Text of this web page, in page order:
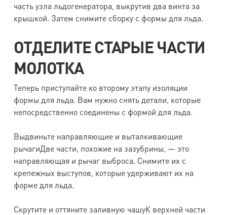
часть узла льдогенератора, выкрутив два винта за
крышкой. Затем снимите сборку с формы для льда.
ОТДЕЛИТЕ СТАРЫЕ ЧАСТИ
МОЛОТКА
Теперь приступайте ко второму этапу изоляции
формы для льда. Вам нужно снять детали, которые
непосредственно соединены с формой для льда.
Выдвиньте направляющие и выталкивающие
рычагиДве части, похожие на зазубрины, — это
направляющая и рычаг выброса. Снимите их с
крепежных выступов, которые удерживают их на
форме для льда.
Скрутите и оттяните заливную чашуК верхней части